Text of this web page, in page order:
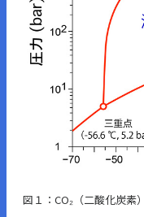
図１：CO₂（二酸化炭素